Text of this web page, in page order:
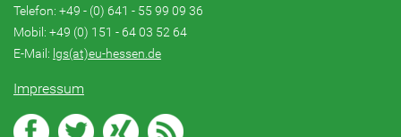
Telefon: +49 - (0) 641 - 55 99 09 36
Mobil: +49 (0) 151 - 64 03 52 64
E-Mail: lgs(at)eu-hessen.de
Impressum